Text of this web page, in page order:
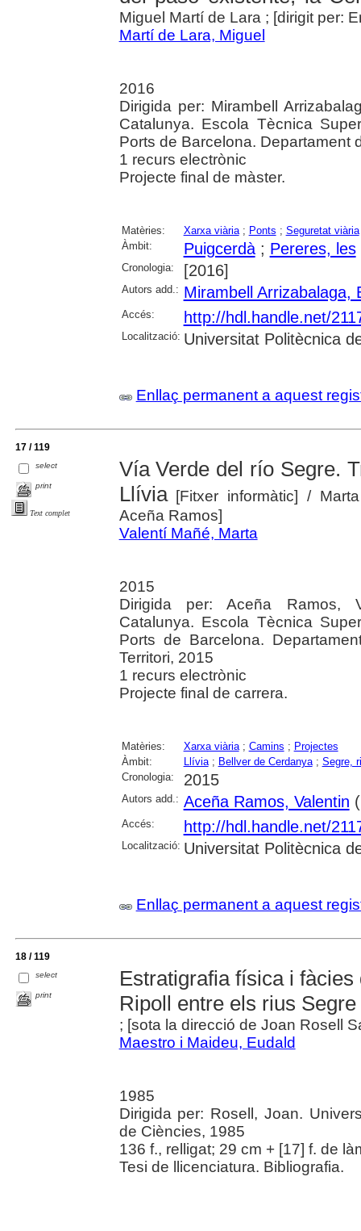
Miguel Martí de Lara ; [dirigit per:
Martí de Lara, Miguel
2016
Dirigida per: Mirambell
Catalunya. Escola Tècnica
Ports de Barcelona. Departament
1 recurs electrònic
Projecte final de màster.
Matèries: Xarxa viària; Ponts ; Seguretat viària
Àmbit:
Puigcerdà; Pereres, les
Cronologia: [2016]
Autors add.: Mirambell Arrizabalaga,
Accés: http://hdl.handle.net/
Localització: Universitat Politècnica
Enllaç permanent a aquest
17 / 119
select
print
Text complet
Vía Verde del río Segre.
Llívia[Fitxer informàtic]/
Aceña Ramos]
Valentí Mañé, Marta
2015
Dirigida per: Aceña Ramos,
Catalunya. Escola Tècnica
Ports de Barcelona.
Territori, 2015
1 recurs electrònic
Projecte final de carrera.
Matèries: Xarxa viària; Camins ; Projectes
Àmbit:
Llívia; Bellver de Cerdanya; Segre,
Cronologia:
2015
Autors add.: Aceña Ramos, Valentin
Accés: http://hdl.handle.net/
Localització: Universitat Politècnica
Enllaç permanent a aquest
18 / 119
select
print
Estratigrafia física i
Ripoll entre els rius
; [sota la direcció de Joan Rosell
Maestro i Maideu, Eudald
1985
Dirigida per: Rosell, Joan.
de Ciències, 1985
136 f., relligat; 29 cm + [17] f. de
Tesi de llicenciatura. Bibliografia.